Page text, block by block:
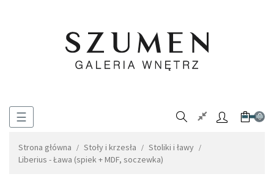
Toggle
☰ 0
Strona główna Stoły i krzesła
Stoliki i ławy
Liberius - Ława (spiek + MDF, soczewka)